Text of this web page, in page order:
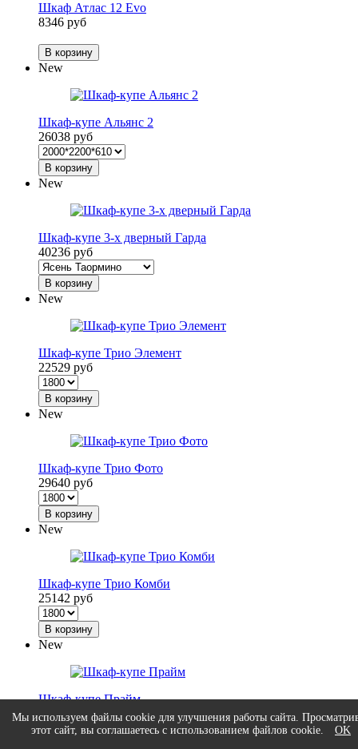
Мы используем файлы cookie для улучшения работы сайта.
этот сайт, вы соглашаетесь с использованием файлов cookie.
OK
Шкаф Атлас 12 Evo
8346 руб
В корзину
New
Шкаф-купе Альянс 2
26038 руб
В корзину
New
Шкаф-купе 3-х дверный Гарда
40236 руб
В корзину
New
Шкаф-купе Трио Элемент
22529 руб
В корзину
New
Шкаф-купе Трио Фото
29640 руб
В корзину
New
Шкаф-купе Трио Комби
25142 руб
В корзину
New
Шкаф-купе Прайм
23231 руб